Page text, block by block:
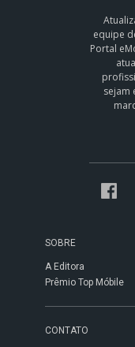
equipe
Portal
sejam
SOBRE
A Editora
Prêmio Top Móbile
CONTATO